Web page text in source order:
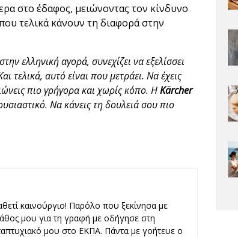
στο έδαφος, μειώνοντας τον κίνδυνο
τελικά κάνουν τη διαφορά στην
ελληνική αγορά, συνεχίζει να εξελίσσει
τελικά, αυτό είναι που μετράει. Να έχεις
πιο γρήγορα και χωρίς κόπο. ΗKärcher
Να κάνεις τη δουλειά σου πιο
καινούργιο! Παρόλο που ξεκίνησα με
μου για τη γραφή με οδήγησε στη
μου στο ΕΚΠΑ. Πάντα με γοήτευε ο